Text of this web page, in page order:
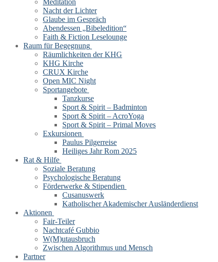
Meditation
Nacht der Lichter
Glaube im Gespräch
Abendessen „Bibeledition“
Faith & Fiction Leselounge
Raum für Begegnung
Räumlichkeiten der KHG
KHG Kirche
CRUX Kirche
Open MIC Night
Sportangebote
Tanzkurse
Sport & Spirit – Badminton
Sport & Spirit – AcroYoga
Sport & Spirit – Primal Moves
Exkursionen
Paulus Pilgerreise
Heiliges Jahr Rom 2025
Rat & Hilfe
Soziale Beratung
Psychologische Beratung
Förderwerke & Stipendien
Cusanuswerk
Katholischer Akademischer Ausländerdienst
Aktionen
Fair-Teiler
Nachtcafé Gubbio
W(M)utausbruch
Zwischen Algorithmus und Mensch
Partner